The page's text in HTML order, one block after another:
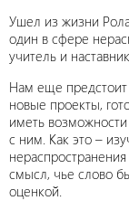
Ушел из жизни
один в сфере
учитель и
Нам еще предстоит
новые проекты,
иметь
с ним. Как это –
смысл, чье слово
оценкой.